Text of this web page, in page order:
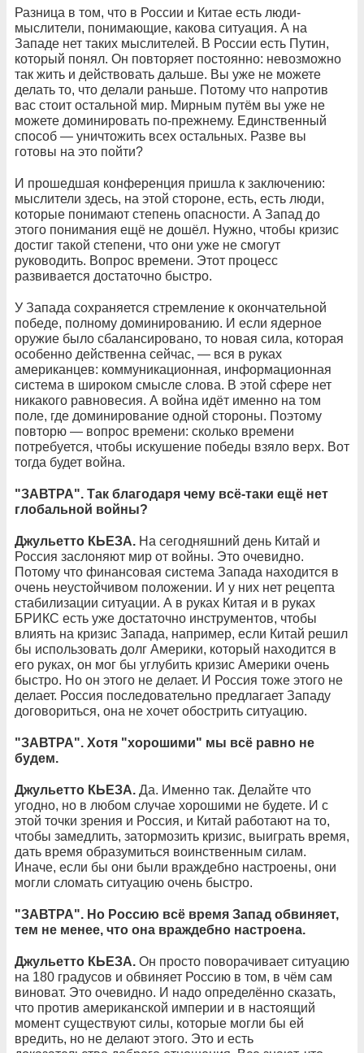
Разница в том, что в России и Китае есть люди-
мыслители, понимающие, какова ситуация. А на
Западе нет таких мыслителей. В России есть Путин,
который понял. Он повторяет постоянно: невозможно
так жить и действовать дальше. Вы уже не можете
делать то, что делали раньше. Потому что напротив
вас стоит остальной мир. Мирным путём вы уже не
можете доминировать по-прежнему. Единственный
способ — уничтожить всех остальных. Разве вы
готовы на это пойти?
И прошедшая конференция пришла к заключению:
мыслители здесь, на этой стороне, есть, есть люди,
которые понимают степень опасности. А Запад до
этого понимания ещё не дошёл. Нужно, чтобы кризис
достиг такой степени, что они уже не смогут
руководить. Вопрос времени. Этот процесс
развивается достаточно быстро.
У Запада сохраняется стремление к окончательной
победе, полному доминированию. И если ядерное
оружие было сбалансировано, то новая сила, которая
особенно действенна сейчас, — вся в руках
американцев: коммуникационная, информационная
система в широком смысле слова. В этой сфере нет
никакого равновесия. А война идёт именно на том
поле, где доминирование одной стороны. Поэтому
повторю — вопрос времени: сколько времени
потребуется, чтобы искушение победы взяло верх. Вот
тогда будет война.
"ЗАВТРА". Так благодаря чему всё-таки ещё нет
глобальной войны?
Джульетто КЬЕЗА. На сегодняшний день Китай и
Россия заслоняют мир от войны. Это очевидно.
Потому что финансовая система Запада находится в
очень неустойчивом положении. И у них нет рецепта
стабилизации ситуации. А в руках Китая и в руках
БРИКС есть уже достаточно инструментов, чтобы
влиять на кризис Запада, например, если Китай решил
бы использовать долг Америки, который находится в
его руках, он мог бы углубить кризис Америки очень
быстро. Но он этого не делает. И Россия тоже этого не
делает. Россия последовательно предлагает Западу
договориться, она не хочет обострить ситуацию.
"ЗАВТРА". Хотя "хорошими" мы всё равно не
будем.
Джульетто КЬЕЗА. Да. Именно так. Делайте что
угодно, но в любом случае хорошими не будете. И с
этой точки зрения и Россия, и Китай работают на то,
чтобы замедлить, затормозить кризис, выиграть время,
дать время образумиться воинственным силам.
Иначе, если бы они были враждебно настроены, они
могли сломать ситуацию очень быстро.
"ЗАВТРА". Но Россию всё время Запад обвиняет,
тем не менее, что она враждебно настроена.
Джульетто КЬЕЗА. Он просто поворачивает ситуацию
на 180 градусов и обвиняет Россию в том, в чём сам
виноват. Это очевидно. И надо определённо сказать,
что против американской империи и в настоящий
момент существуют силы, которые могли бы ей
вредить, но не делают этого. Это и есть